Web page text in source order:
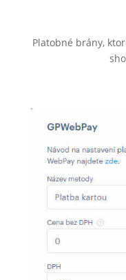
Platobné brány,